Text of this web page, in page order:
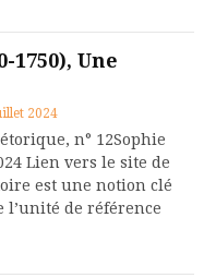
1750), Une
2024
n° 12Sophie
Lien vers le site de
est une notion clé
de référence